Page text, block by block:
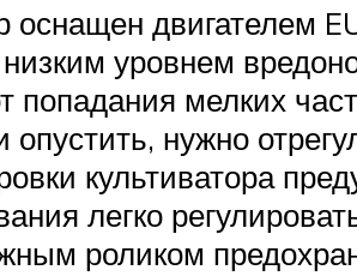
оснащен двигателем
уровнем
попадания мелких
опустить, нужно
культиватора
легко
роликом